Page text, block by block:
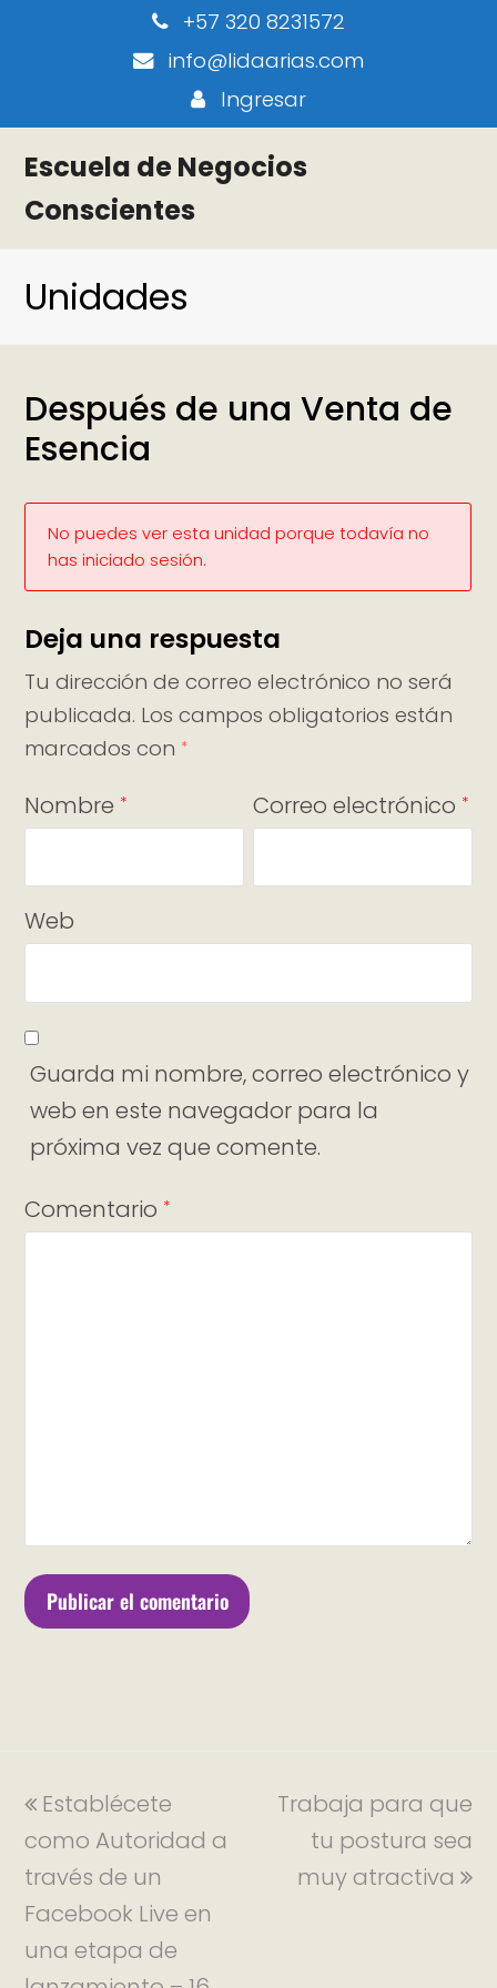
+57 320 8231572
info@lidaarias.com
Ingresar
Escuela de Negocios
Conscientes
Unidades
Después de una Venta de
Esencia
No puedes ver esta unidad porque todavía no
has iniciado sesión.
Deja una respuesta
Tu dirección de correo electrónico no será
publicada. Los campos obligatorios están
marcados con *
Nombre * Correo electrónico *
Web
Guarda mi nombre, correo electrónico y
web en este navegador para la
próxima vez que comente.
Comentario *
Establécete
como Autoridad a
través de un
Facebook Live en
una etapa de
Trabaja para que
tu postura sea
muy atractiva